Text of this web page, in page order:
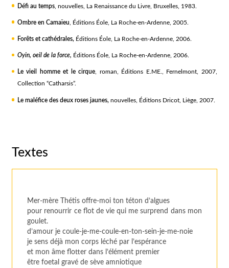
Défi au temps, nouvelles, La Renaissance du Livre, Bruxelles, 1983.
Ombre en Camaïeu , Éditions Éole, La Roche-en-Ardenne, 2005.
Forêts et cathédrales, Éditions Éole, La Roche-en-Ardenne, 2006.
Oyin, oeil de la force, Éditions Éole, La Roche-en-Ardenne, 2006.
Le vieil homme et le cirque, roman, Éditions E.ME., Fernelmont, 2007,
Collection “Catharsis”.
Le maléfice des deux roses jaunes, nouvelles, Éditions Dricot, Liège, 2007.
Textes
Mer-mère Thétis offre-moi ton téton d’algues
pour renourrir ce flot de vie qui me surprend dans mon
goulet.
d’amour je coule-je-me-coule-en-ton-sein-je-me-noie
je sens déjà mon corps léché par l’espérance
et mon âme flotter dans l’élément premier
être foetal gravé de sève amniotique